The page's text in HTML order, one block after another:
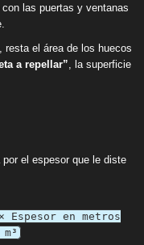
las puertas y ventanas
resta el área de los huecos
a repellar” , la superficie
el espesor que le diste
en metros